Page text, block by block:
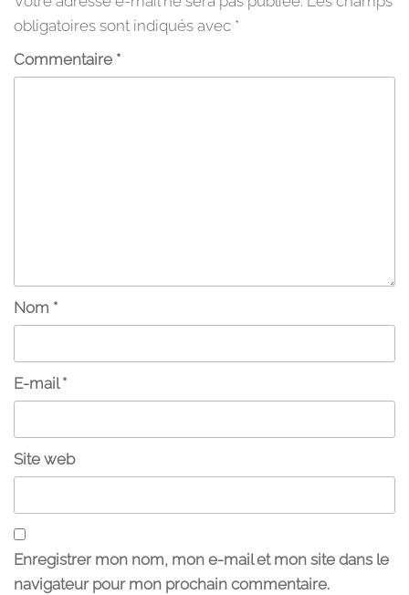
obligatoires sont indiqués avec *
Commentaire *
Nom *
E-mail*
Site web
Enregistrer mon nom, mon e-mail et mon site dans le
navigateur pour mon prochain commentaire.